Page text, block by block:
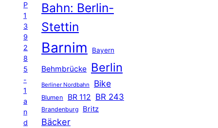
P
1
3
9
2
8
5
-
1
a
n
d
Bahn: Berlin-
Stettin
Barnim Bayern
Behmbrücke Berlin
Berliner Nordbahn Bike
Blumen BR 112 BR 243
Brandenburg Britz
Bäcker